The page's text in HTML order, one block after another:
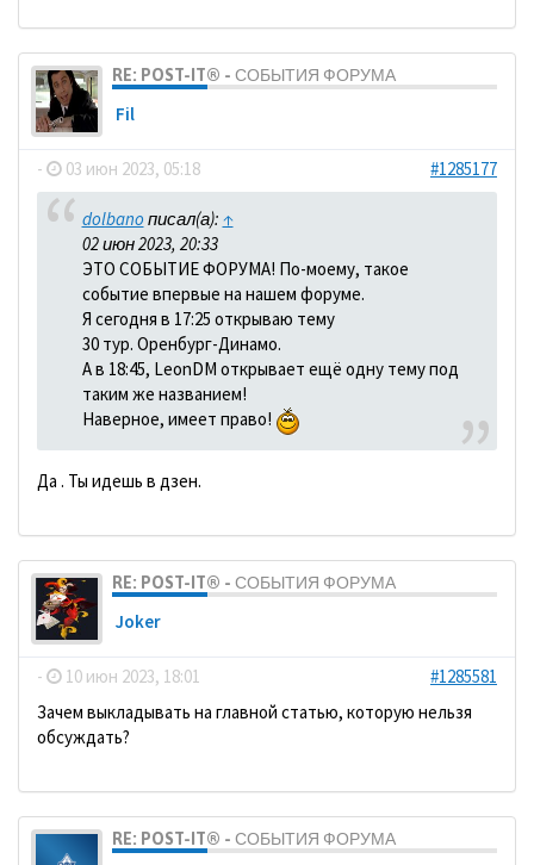
RE: POST-IT® - СОБЫТИЯ ФОРУМА
Fil
- 03 июн 2023, 05:18 #1285177
dolbano писал(а): ↑
02 июн 2023, 20:33
ЭТО СОБЫТИЕ ФОРУМА! По-моему, такое
событие впервые на нашем форуме.
Я сегодня в 17:25 открываю тему
30 тур. Оренбург-Динамо.
А в 18:45, LeonDM открывает ещё одну тему под
таким же названием!
Наверное, имеет право!
Да . Ты идешь в дзен.
RE: POST-IT® - СОБЫТИЯ ФОРУМА
Joker
- 10 июн 2023, 18:01
#1285581
Зачем выкладывать на главной статью, которую нельзя
обсуждать?
RE: POST-IT® - СОБЫТИЯ ФОРУМА